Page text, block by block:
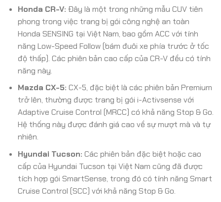
Honda CR-V: Đây là một trong những mẫu CUV tiên
phong trong việc trang bị gói công nghệ an toàn
Honda SENSING tại Việt Nam, bao gồm ACC với tính
năng Low-Speed Follow (bám đuôi xe phía trước ở tốc
độ thấp). Các phiên bản cao cấp của CR-V đều có tính
năng này.
Mazda CX-5: CX-5, đặc biệt là các phiên bản Premium
trở lên, thường được trang bị gói i-Activsense với
Adaptive Cruise Control (MRCC) có khả năng Stop & Go.
Hệ thống này được đánh giá cao về sự mượt mà và tự
nhiên.
Hyundai Tucson: Các phiên bản đặc biệt hoặc cao
cấp của Hyundai Tucson tại Việt Nam cũng đã được
tích hợp gói SmartSense, trong đó có tính năng Smart
Cruise Control (SCC) với khả năng Stop & Go.